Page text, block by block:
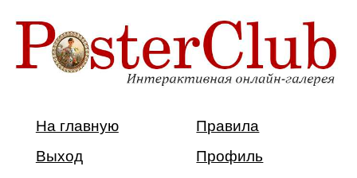
На главную
Правила
Выход
Профиль